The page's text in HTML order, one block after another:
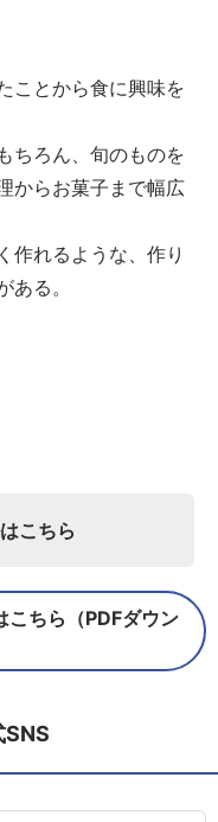
ことから食に興味を
ちろん、旬のものを
からお菓子まで幅広
作れるような、作り
る。
こちら
こちら（PDFダウン
SNS